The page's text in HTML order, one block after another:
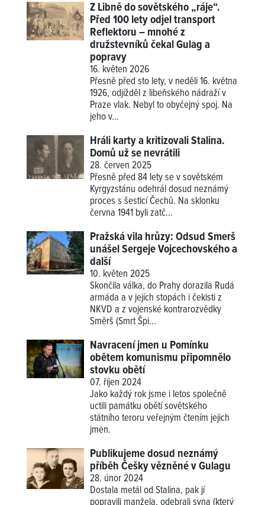
Z Libně do sovětského „ráje“.
Před 100 lety odjel transport
Reflektoru – mnohé z
družstevníků čekal Gulag a
popravy
16. květen 2026
Přesně před sto lety, v neděli 16. května
1926, odjížděl z libeňského nádraží v
Praze vlak. Nebyl to obyčejný spoj. Na
jeho v...
Hráli karty a kritizovali Stalina.
Domů už se nevrátili
28. červen 2025
Přesně před 84 lety se v sovětském
Kyrgyzstánu odehrál dosud neznámý
proces s šesticí Čechů. Na sklonku
června 1941 byli zatč...
Pražská vila hrůzy: Odsud Smerš
unášel Sergeje Vojcechovského a
další
10. květen 2025
Skončila válka, do Prahy dorazila Rudá
armáda a v jejích stopách i čekisti z
NKVD a z vojenské kontrarozvědky
Směrš (Smrt Špi...
Navracení jmen u Pomínku
obětem komunismu připomnělo
stovku obětí
07. říjen 2024
Jako každý rok jsme i letos společně
uctili památku obětí sovětského
státního teroru veřejným čtením jejich
jmen.
Publikujeme dosud neznámý
příběh Češky vězněné v Gulagu
28. únor 2024
Dostala metál od Stalina, pak jí